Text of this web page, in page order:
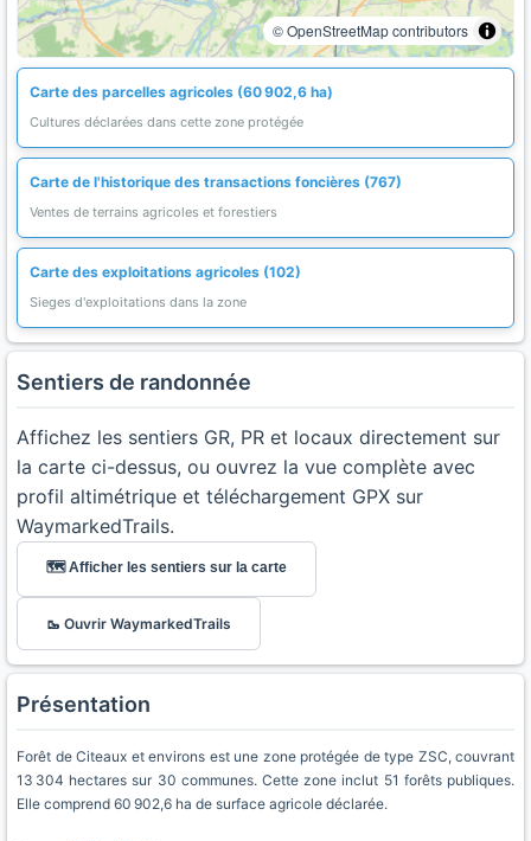
© OpenStreetMap contributors
Carte des parcelles agricoles (60 902,6 ha)
Cultures déclarées dans cette zone protégée
Carte de l'historique des transactions foncières (767)
Ventes de terrains agricoles et forestiers
Carte des exploitations agricoles (102)
Sieges d'exploitations dans la zone
Sentiers de randonnée
Affichez les sentiers GR, PR et locaux directement sur
la carte ci-dessus, ou ouvrez la vue complète avec
profil altimétrique et téléchargement GPX sur
WaymarkedTrails.
🗺️ Afficher les sentiers sur la carte
🥾 Ouvrir WaymarkedTrails
Présentation
Forêt de Citeaux et environs est une zone protégée de type ZSC, couvrant
13 304 hectares sur 30 communes. Cette zone inclut 51 forêts publiques.
Elle comprend 60 902,6 ha de surface agricole déclarée.